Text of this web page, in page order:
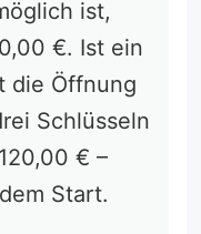
ist,
€. Ist ein
die Öffnung
Schlüsseln
€ –
Start.